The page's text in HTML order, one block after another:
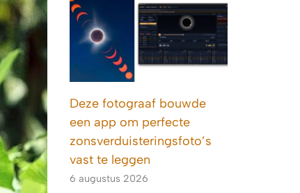
Deze fotograaf bouwde
een app om perfecte
zonsverduisteringsfoto’s
vast te leggen
6 augustus 2026